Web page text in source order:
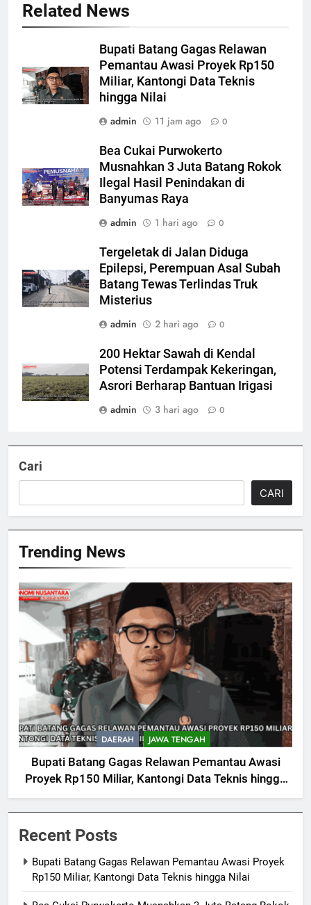
Related News
Bupati Batang Gagas Relawan
Pemantau Awasi Proyek Rp150
Miliar, Kantongi Data Teknis
hingga Nilai
admin
11 jam ago 0
Bea Cukai Purwokerto
Musnahkan 3 Juta Batang Rokok
Ilegal Hasil Penindakan di
Banyumas Raya
admin
1 hari ago 0
Tergeletak di Jalan Diduga
Epilepsi, Perempuan Asal Subah
Batang Tewas Terlindas Truk
Misterius
admin
2 hari ago 0
200 Hektar Sawah di Kendal
Potensi Terdampak Kekeringan,
Asrori Berharap Bantuan Irigasi
admin
3 hari ago 0
Cari
CARI
Trending News
DAERAH JAWA TENGAH
Bupati Batang Gagas Relawan Pemantau Awasi
Proyek Rp150 Miliar, Kantongi Data Teknis hingga
Nilai
Recent Posts
Bupati Batang Gagas Relawan Pemantau Awasi Proyek
Rp150 Miliar, Kantongi Data Teknis hingga Nilai